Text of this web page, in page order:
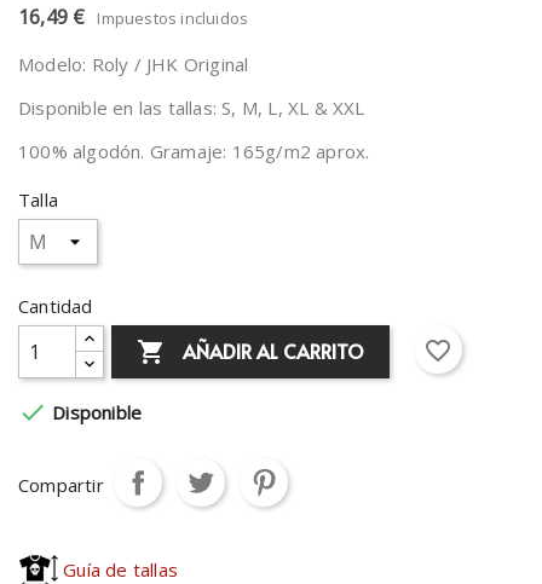
16,49 € Impuestos incluidos
Modelo: Roly / JHK Original
Disponible en las tallas: S, M, L, XL & XXL
100% algodón. Gramaje: 165g/m2 aprox.
Talla
Cantidad
 AÑADIR AL CARRITO favorite_border
 Disponible
Compartir
Guía de tallas